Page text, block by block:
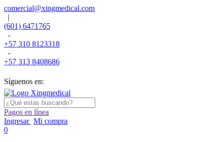
comercial@xingmedical.com
|
(601) 6471765
-
+57 310 8123318
-
+57 313 8408686
Síguenos en:
Pagos en línea
Ingresar Mi compra
0